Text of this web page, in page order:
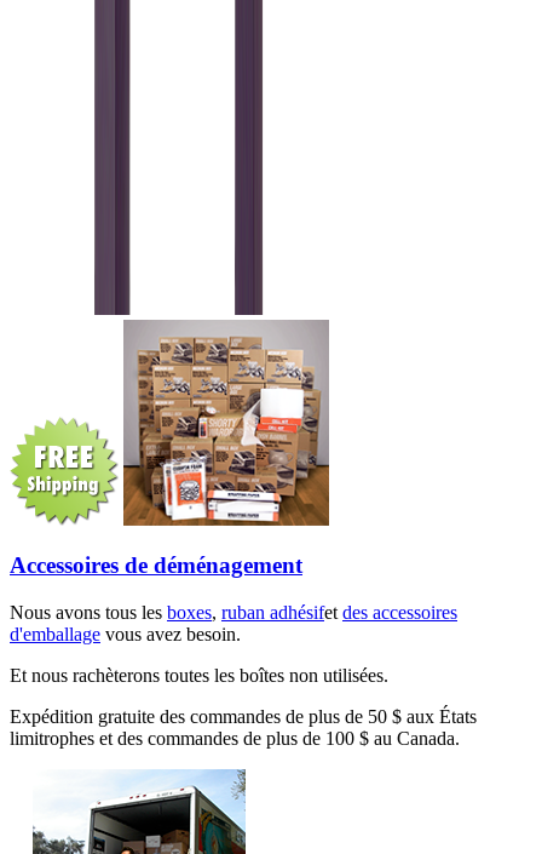
Accessoires de déménagement
Nous avons tous les boxes, ruban adhésifet des accessoires
d'emballage vous avez besoin.
Et nous rachèterons toutes les boîtes non utilisées.
Expédition gratuite des commandes de plus de 50 $ aux États
limitrophes et des commandes de plus de 100 $ au Canada.